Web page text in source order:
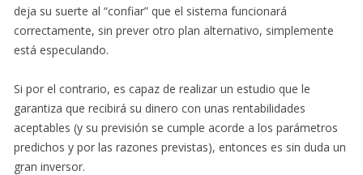
deja su suerte al “confiar” que el sistema funcionará
correctamente, sin prever otro plan alternativo, simplemente
está especulando.
Si por el contrario, es capaz de realizar un estudio que le
garantiza que recibirá su dinero con unas rentabilidades
aceptables (y su previsión se cumple acorde a los parámetros
predichos y por las razones previstas), entonces es sin duda un
gran inversor.